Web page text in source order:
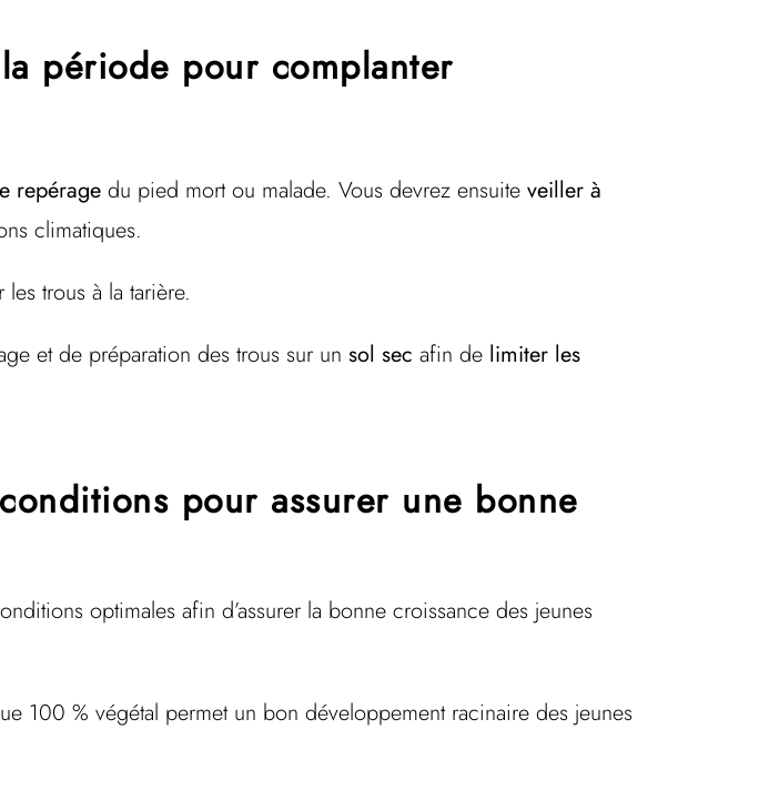
période pour complanter
repérage du pied mort ou malade. Vous devrez ensuite veiller à
climatiques.
les trous à la tarière.
et de préparation des trous sur un sol sec afin de limiter les
pour assurer une bonne
optimales afin d’assurer la bonne croissance des jeunes
100 % végétal permet un bon développement racinaire des jeunes